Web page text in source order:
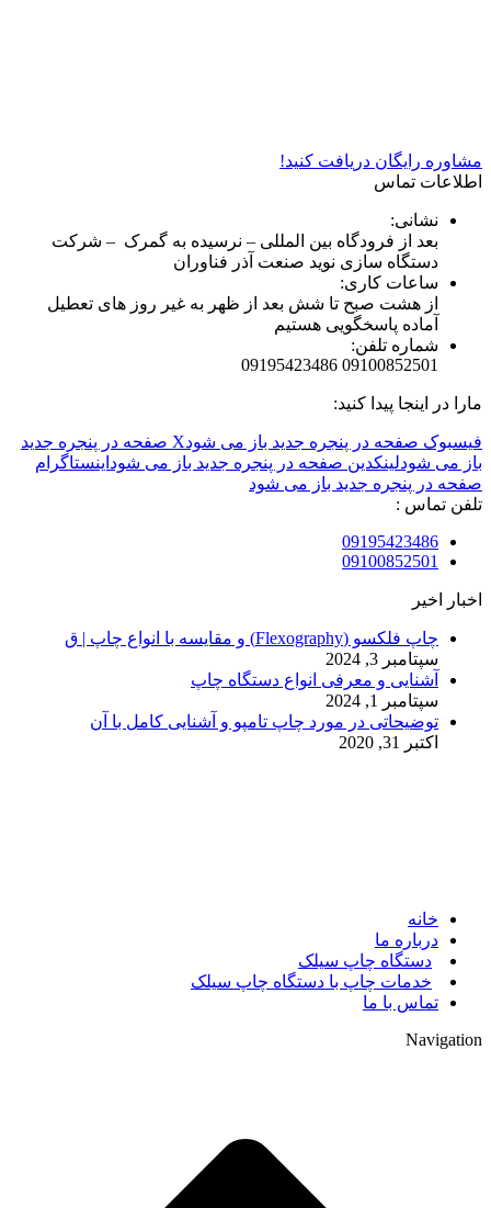
مشاوره رایگان دریافت کنید!
اطلاعات تماس
نشانی:
بعد از فرودگاه بین المللی – نرسیده به گمرک – شرکت
دستگاه سازی نوید صنعت آذر فناوران
ساعات کاری:
از هشت صبح تا شش بعد از ظهر به غیر روز های تعطیل
آماده پاسخگویی هستیم
شماره تلفن:
09100852501 09195423486
مارا در اینجا پیدا کنید:
فیسبوک صفحه در پنجره جدید باز می شود
X صفحه در پنجره جدید
باز می شودلینکدین صفحه در پنجره جدید باز می شود اینستاگرام
صفحه در پنجره جدید باز می شود
تلفن تماس :
09195423486
09100852501
اخبار اخیر
چاپ فلکسو (Flexography) و مقایسه با انواع چاپ | ق
سپتامبر 3, 2024
آشنایی و معرفی انواع دستگاه چاپ
سپتامبر 1, 2024
توضیحاتی در مورد چاپ تامپو و آشنایی کامل با آن
اکتبر 31, 2020
خانه
درباره ما
دستگاه چاپ سیلک
خدمات چاپ با دستگاه چاپ سیلک
تماس با ما
Navigation